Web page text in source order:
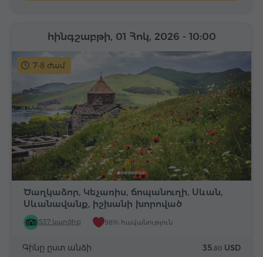
7-8 ժամ
Ծաղկաձոր, Կեչառիս, ճոպանուղի, Սևան,
Սևանավանք, իշխանի խորոված
537 կարծիք 98% հավանություն
հինգշաբթի, 01 Հոկ, 2026 - 10:00
Գինը ըստ անձի 35.80 USD